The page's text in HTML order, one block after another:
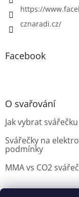
https://
cznaradi.cz/
Facebook
O svařování
Jak vybrat
Svářečky na
podmínky
MMA vs CO2